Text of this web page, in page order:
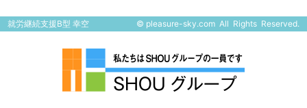
就労継続支援B型 幸空 © pleasure-sky.comAll Rights Reserved.